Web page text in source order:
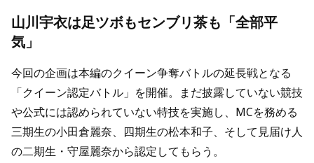
山川宇衣は足ツボもセンブリ茶も「全部平
気」
今回の企画は本編のクイーン争奪バトルの延長戦となる
「クイーン認定バトル」を開催。まだ披露していない競技
や公式には認められていない特技を実施し、MCを務める
三期生の小田倉麗奈、四期生の松本和子、そして見届け人
の二期生・守屋麗奈から認定してもらう。